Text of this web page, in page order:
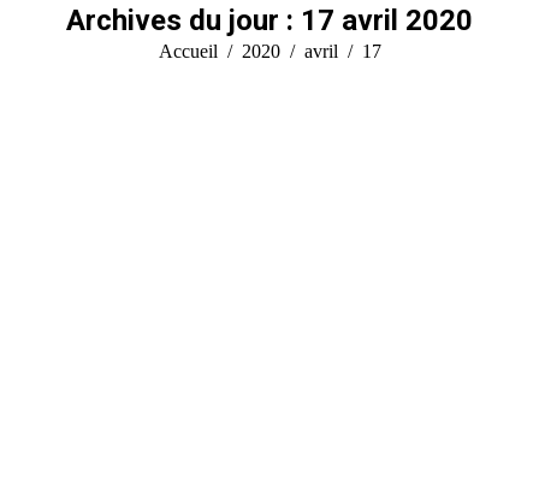
Archives du jour : 17 avril 2020
Vous êtes ici :
Accueil 2020 avril 17